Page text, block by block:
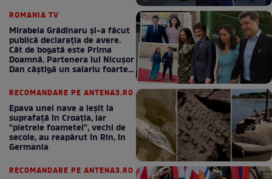
ROMANIA TV
Mirabela Grădinaru și-a făcut
publică declarația de avere.
Cât de bogată este Prima
Doamnă. Partenera lui Nicușor
Dan câștigă un salariu foarte
RECOMANDARE PE ANTENA3.RO
Epava unei nave a ieșit la
suprafață în Croația, iar
"pietrele foametei", vechi de
secole, au reapărut în Rin, în
Germania
RECOMANDARE PE ANTENA3.RO